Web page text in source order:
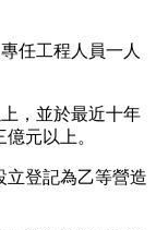
任工程人員一人
，並於最近十年
元以上。
立登記為乙等營造